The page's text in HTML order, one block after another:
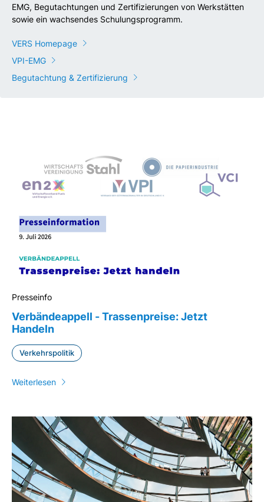
EMG, Begutachtungen und Zertifizierungen von Werkstätten
sowie ein wachsendes Schulungsprogramm.
VERS Homepage
VPI-EMG
Begutachtung & Zertifizierung
Presseinfo
Verbändeappell - Trassenpreise: Jetzt
Handeln
Verkehrspolitik
Weiterlesen